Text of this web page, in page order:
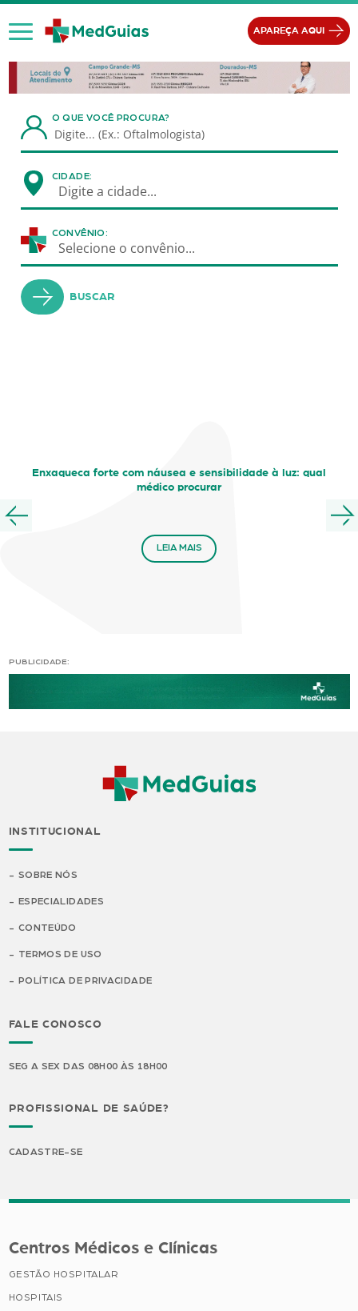
Ir para o conteúdo
APAREÇA AQUI
O QUE VOCÊ PROCURA?
CIDADE:
Digite a cidade...
CONVÊNIO:
Selecione o convênio...
BUSCAR
Enxaqueca forte com náusea e sensibilidade à luz: qual
médico procurar
LEIA MAIS
PUBLICIDADE:
INSTITUCIONAL
SOBRE NÓS
ESPECIALIDADES
CONTEÚDO
TERMOS DE USO
POLÍTICA DE PRIVACIDADE
FALE CONOSCO
SEG A SEX DAS 08H00 ÀS 18H00
PROFISSIONAL DE SAÚDE?
CADASTRE-SE
Centros Médicos e Clínicas
GESTÃO HOSPITALAR
HOSPITAIS